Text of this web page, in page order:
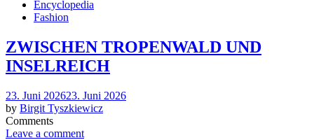
Encyclopedia
Fashion
ZWISCHEN TROPENWALD UND
INSELREICH
Posted
on
23. Juni 202623. Juni 2026
by Birgit Tyszkiewicz
Comments
Leave a comment